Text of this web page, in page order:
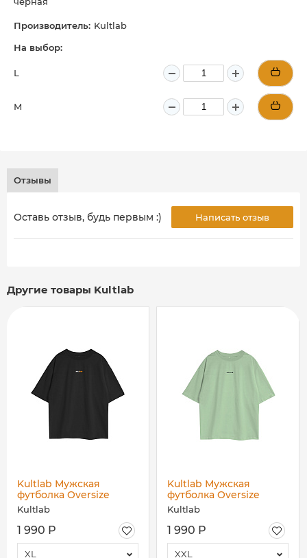
Производитель: Kultlab
На выбор:
L
M
Отзывы
Оставь отзыв, будь первым :) Написать отзыв
Другие товары Kultlab
Kultlab Мужская
футболка Oversize
Merch, чёрная - бело-
оранжевая
Kultlab
1 990 Р
XL
Kultlab Мужская
футболка Oversize
Merch, зелёная -
чёрная
Kultlab
1 990 Р
XXL